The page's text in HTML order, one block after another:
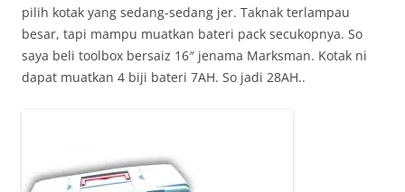
pilih kotak yang sedang-sedang jer. Taknak terlampau
besar, tapi mampu muatkan bateri pack secukopnya. So
saya beli toolbox bersaiz 16″ jenama Marksman. Kotak ni
dapat muatkan 4 biji bateri 7AH. So jadi 28AH..